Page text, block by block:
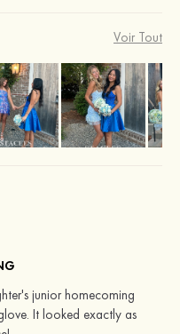
Voir Tout
junior homecoming
It looked exactly as